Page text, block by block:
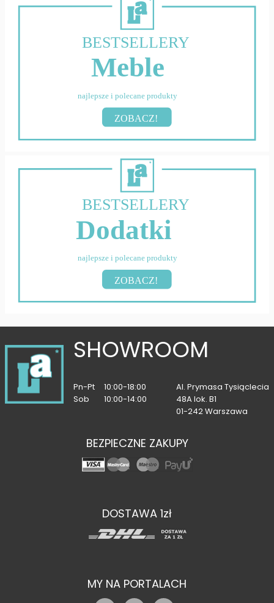
BESTSELLERY
Meble
najlepsze i polecane produkty
ZOBACZ!
BESTSELLERY
Dodatki
najlepsze i polecane produkty
ZOBACZ!
SHOWROOM
Pn-Pt
10:00-18:00
Sob
10:00-14:00
Al. Prymasa Tysiąclecia
48A lok. B1
01-242 Warszawa
BEZPIECZNE ZAKUPY
DOSTAWA 1zł
MY NA PORTALACH